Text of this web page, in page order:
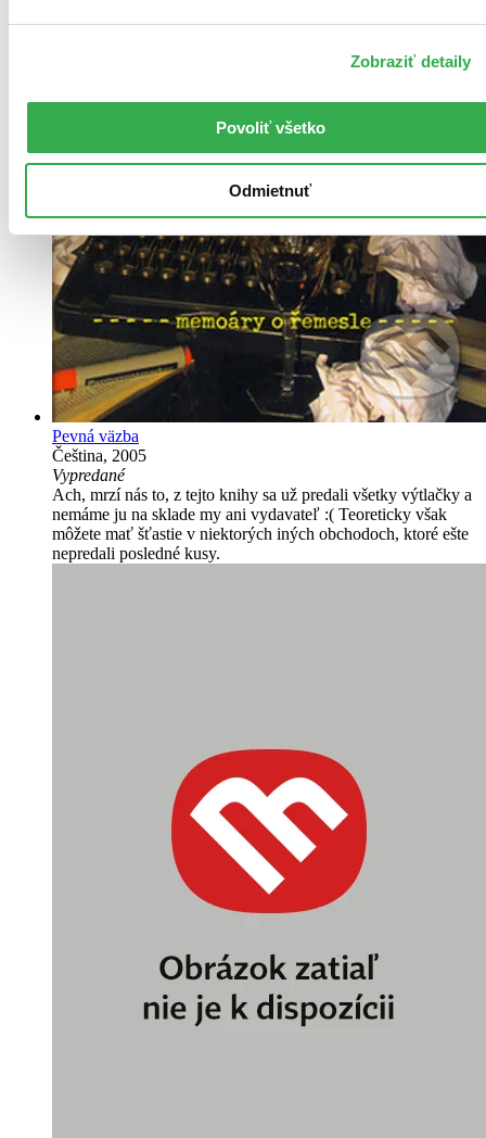
Zobraziť detaily
Povoliť všetko
Odmietnuť
Pevná väzba
Čeština, 2005
Vypredané
Ach, mrzí nás to, z tejto knihy sa už predali všetky výtlačky a
nemáme ju na sklade my ani vydavateľ :( Teoreticky však
môžete mať šťastie v niektorých iných obchodoch, ktoré ešte
nepredali posledné kusy.